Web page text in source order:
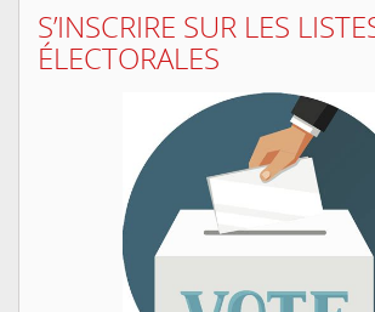
S’INSCRIRE SUR LES
ÉLECTORALES